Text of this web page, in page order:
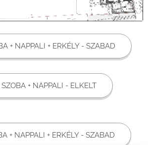
+ NAPPALI + ERKÉLY - SZABAD
SZOBA + NAPPALI - ELKELT
+ NAPPALI + ERKÉLY - SZABAD